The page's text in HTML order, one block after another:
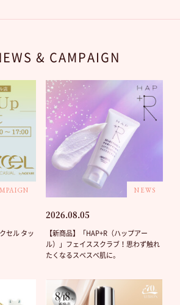
& CAMPAIGN
セル タッ
NEWS
2026.08.05
【新商品】「HAP+R（ハップアー
ル）」フェイススクラブ！思わず触れ
たくなるスベスベ肌に。